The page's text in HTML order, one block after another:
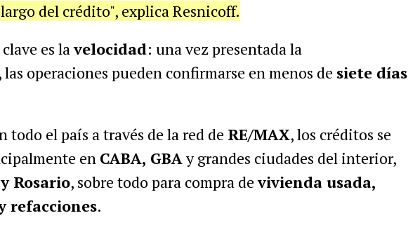
del crédito", explica Resnicoff.
es lavelocidad: una vez presentada la
operaciones pueden confirmarse en menos de siete días
todo el país a través de la red de RE/MAX, los créditos se
en CABA, GBAy grandes ciudades del interior,
Rosario, sobre todo para compra devivienda usada,
refacciones.